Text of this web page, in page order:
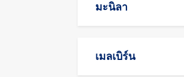
มะนิลา
เมลเบิร์น